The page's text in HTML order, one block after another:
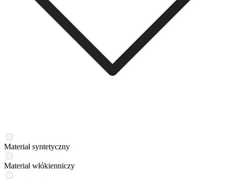
Materiał syntetyczny
Materiał włókienniczy